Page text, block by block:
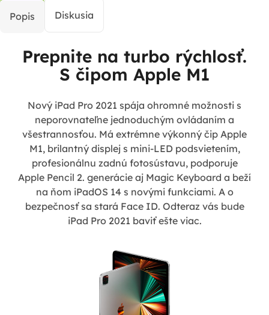
Popis Diskusia
Prepnite na turbo rýchlosť.
S čipom Apple M1
Nový iPad Pro 2021 spája ohromné možnosti s
neporovnateľne jednoduchým ovládaním a
všestrannosťou. Má extrémne výkonný čip Apple
M1, brilantný displej s mini-LED podsvietením,
profesionálnu zadnú fotosústavu, podporuje
Apple Pencil 2. generácie aj Magic Keyboard a beží
na ňom iPadOS 14 s novými funkciami. A o
bezpečnosť sa stará Face ID. Odteraz vás bude
iPad Pro 2021 baviť ešte viac.